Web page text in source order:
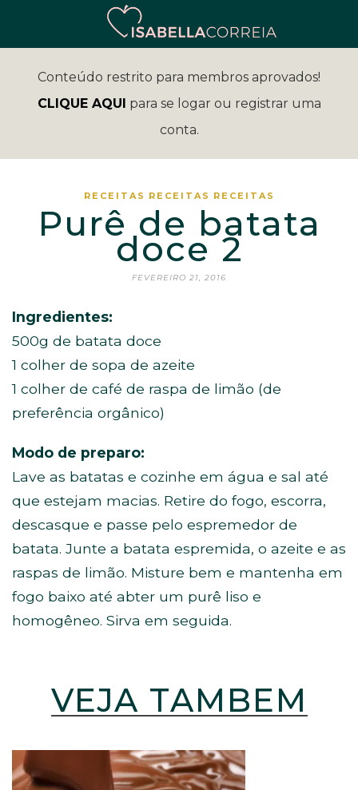
Conteúdo restrito para membros aprovados!
CLIQUE AQUI para se logar ou registrar uma
conta.
RECEITAS RECEITAS RECEITAS
Purê de batata
doce 2
FEVEREIRO 21, 2016
Ingredientes:
500g de batata doce
1 colher de sopa de azeite
1 colher de café de raspa de limão (de
preferência orgânico)
Modo de preparo:
Lave as batatas e cozinhe em água e sal até
que estejam macias. Retire do fogo, escorra,
descasque e passe pelo espremedor de
batata. Junte a batata espremida, o azeite e as
raspas de limão. Misture bem e mantenha em
fogo baixo até abter um purê liso e
homogêneo. Sirva em seguida.
VEJA TAMBÉM